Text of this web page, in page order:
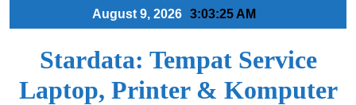
August 9, 2026 3:03:26 AM
Stardata: Tempat Service
Laptop, Printer & Komputer